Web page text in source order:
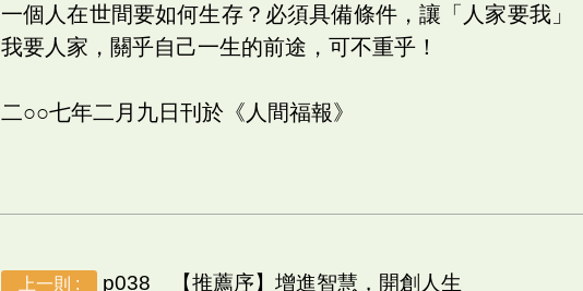
一個人在世間要如何生存？必須具備條件，讓「人家要我」
我要人家，關乎自己一生的前途，可不重乎！
二○○七年二月九日刊於《人間福報》
上一則 : p038 【推薦序】增進智慧，開創人生